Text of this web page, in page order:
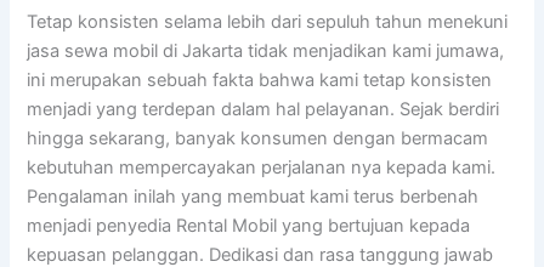
Tetap konsisten selama lebih dari sepuluh tahun menekuni
jasa sewa mobil di Jakarta tidak menjadikan kami jumawa,
ini merupakan sebuah fakta bahwa kami tetap konsisten
menjadi yang terdepan dalam hal pelayanan. Sejak berdiri
hingga sekarang, banyak konsumen dengan bermacam
kebutuhan mempercayakan perjalanan nya kepada kami.
Pengalaman inilah yang membuat kami terus berbenah
menjadi penyedia Rental Mobil yang bertujuan kepada
kepuasan pelanggan. Dedikasi dan rasa tanggung jawab